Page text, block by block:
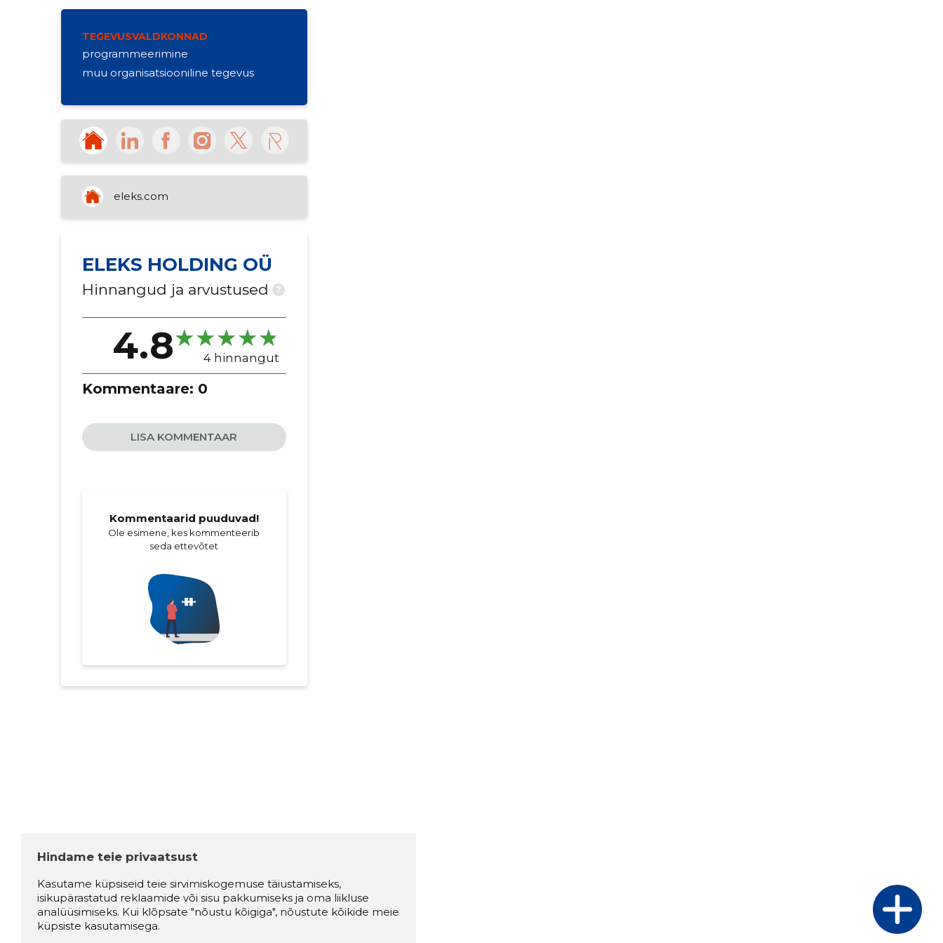
TEGEVUSVALDKONNAD
programmeerimine
muu organisatsiooniline tegevus
eleks.com
ELEKS HOLDING OÜ
Hinnangud ja arvustused ?
4.8 4 hinnangut
Kommentaare: 0
LISA KOMMENTAAR
Kommentaarid puuduvad!
Ole esimene, kes kommenteerib
seda ettevõtet
Hindame teie privaatsust
Kasutame küpsiseid teie sirvimiskogemuse täiustamiseks,
isikupärastatud reklaamide või sisu pakkumiseks ja oma liikluse
analüüsimiseks. Kui klõpsate "nõustu kõigiga", nõustute kõikide meie
küpsiste kasutamisega.